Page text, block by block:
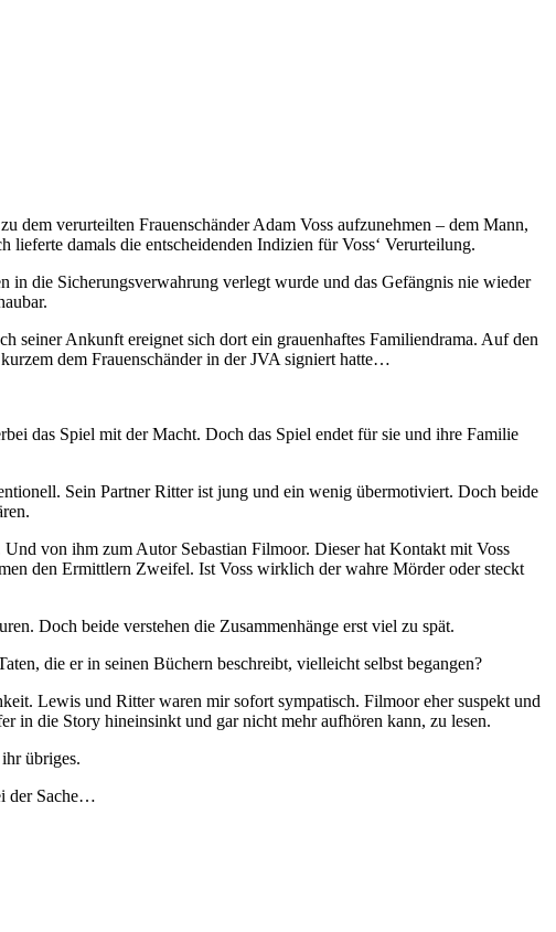
dem verurteilten Frauenschänder Adam Voss aufzunehmen – dem Mann,
lieferte damals die entscheidenden Indizien für Voss‘ Verurteilung.
die Sicherungsverwahrung verlegt wurde und das Gefängnis nie wieder
seiner Ankunft ereignet sich dort ein grauenhaftes Familiendrama. Auf den
dem Frauenschänder in der JVA signiert hatte…
das Spiel mit der Macht. Doch das Spiel endet für sie und ihre Familie
Sein Partner Ritter ist jung und ein wenig übermotiviert. Doch beide
von ihm zum Autor Sebastian Filmoor. Dieser hat Kontakt mit Voss
den Ermittlern Zweifel. Ist Voss wirklich der wahre Mörder oder steckt
Doch beide verstehen die Zusammenhänge erst viel zu spät.
die er in seinen Büchern beschreibt, vielleicht selbst begangen?
Lewis und Ritter waren mir sofort sympatisch. Filmoor eher suspekt und
in die Story hineinsinkt und gar nicht mehr aufhören kann, zu lesen.
übriges.
der Sache…